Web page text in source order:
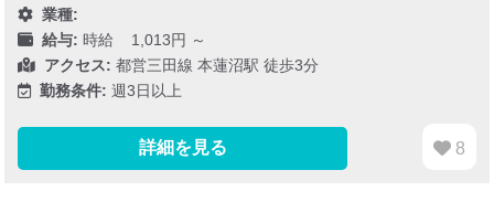
業種:
給与: 時給 1,013円 ～
アクセス: 都営三田線 本蓮沼駅 徒歩3分
勤務条件: 週3日以上
詳細を見る 8